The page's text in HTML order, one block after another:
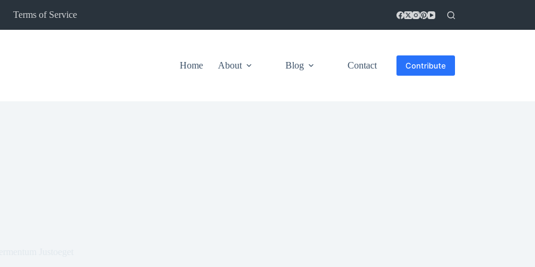
Terms of Service
Home About Blog Contact Contribute